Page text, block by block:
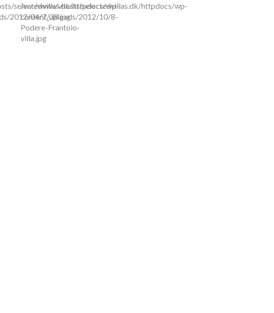
selectedvillas.dk/httpdocs/wp-
2012/04/7_38.jpg
/var/www/vhosts/selectedvillas.dk/httpdocs/wp-
content/uploads/2012/10/8-
Podere-Frantoio-
villa.jpg